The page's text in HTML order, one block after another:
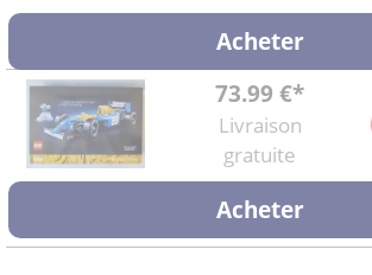
Acheter
73.99 €*
Livraison
gratuite
Acheter